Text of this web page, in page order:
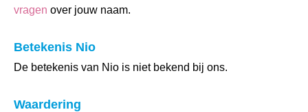
vragen over jouw naam.
Betekenis Nio
De betekenis van Nio is niet bekend bij ons.
Waardering